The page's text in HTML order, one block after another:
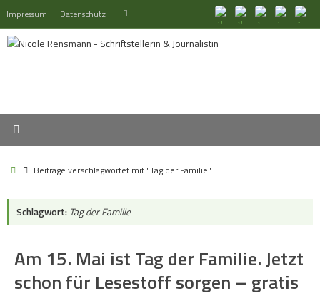
Inhalt
springen
Impressum Datenschutz Suchen
StartBeiträge verschlagwortet mit "Tag der Familie"
Schlagwort: Tag der Familie
Am 15. Mai ist Tag der Familie. Jetzt
schon für Lesestoff sorgen – gratis